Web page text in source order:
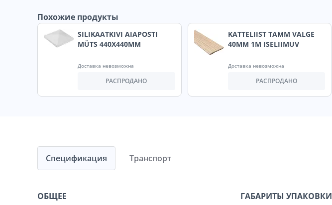
Похожие продукты
SILIKAATKIVI AIAPOSTI
MÜTS 440X440MM
Доставка невозможна
РАСПРОДАНО
KATTELIIST TAMM VALGE
40MM 1M ISELIIMUV
Доставка невозможна
РАСПРОДАНО
Спецификация
ОБЩЕЕ ГАБАРИТЫ УПАКОВКИ
Транспорт